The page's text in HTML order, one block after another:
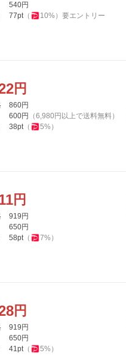
540円
77pt（ 10%） 要エントリー
円
860円
600円 （6,980 円以上で送料無料）
38pt（ 5%）
円
919 円
650円
58pt（ 7%）
円
919 円
650円
41pt（ 5%）